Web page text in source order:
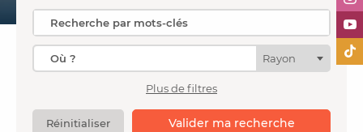
Espace recruteur
Rayon
Plus de filtres
Valider ma recherche
Réinitialiser